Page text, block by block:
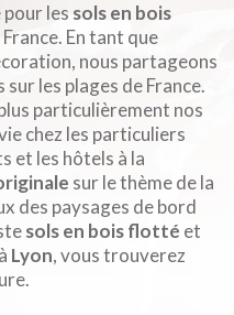
les sols en bois
En tant que
nous partageons
les plages de France.
particulièrement nos
chez les particuliers
et les hôtels à la
sur le thème de la
des paysages de bord
sols en bois flotté et
Lyon, vous trouverez